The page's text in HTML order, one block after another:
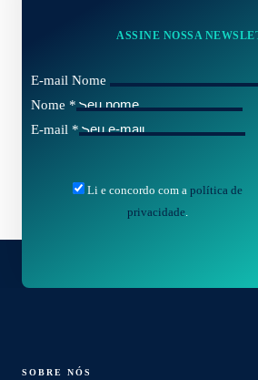
ASSINE NOSSA
E-mail Nome
Nome *
E-mail *
Li e concordo com a política de
privacidade.
SOBRE NÓS